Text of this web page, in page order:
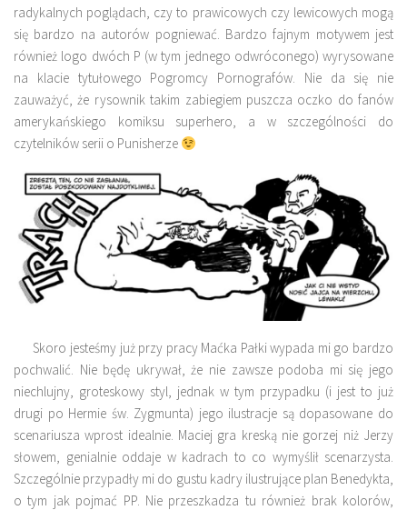
radykalnych poglądach, czy to prawicowych czy lewicowych mogą
się bardzo na autorów pogniewać. Bardzo fajnym motywem jest
również logo dwóch P (w tym jednego odwróconego) wyrysowane
na klacie tytułowego Pogromcy Pornografów. Nie da się nie
zauważyć, że rysownik takim zabiegiem puszcza oczko do fanów
amerykańskiego komiksu superhero, a w szczególności do
czytelników serii o Punisherze
Skoro jesteśmy już przy pracy Maćka Pałki wypada mi go bardzo
pochwalić. Nie będę ukrywał, że nie zawsze podoba mi się jego
niechlujny, groteskowy styl, jednak w tym przypadku (i jest to już
drugi po Hermie św. Zygmunta) jego ilustracje są dopasowane do
scenariusza wprost idealnie. Maciej gra kreską nie gorzej niż Jerzy
słowem, genialnie oddaje w kadrach to co wymyślił scenarzysta.
Szczególnie przypadły mi do gustu kadry ilustrujące plan Benedykta,
o tym jak pojmać PP. Nie przeszkadza tu również brak kolorów,